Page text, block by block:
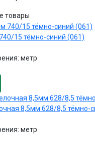
товары
15 тёмно-синий (061)
метр
8,5мм 628/8,5 тёмно-
метр